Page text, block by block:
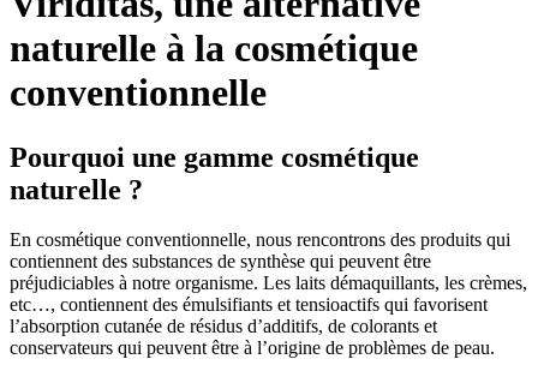
naturelle à la cosmétique
conventionnelle
Pourquoi une gamme cosmétique
naturelle ?
En cosmétique conventionnelle, nous rencontrons des produits qui
contiennent des substances de synthèse qui peuvent être
préjudiciables à notre organisme. Les laits démaquillants, les crèmes,
etc…, contiennent des émulsifiants et tensioactifs qui favorisent
l’absorption cutanée de résidus d’additifs, de colorants et
conservateurs qui peuvent être à l’origine de problèmes de peau.